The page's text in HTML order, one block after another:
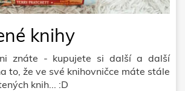
knihy
znáte - kupujete si další a další
to, že ve své knihovničce máte stále
knih... :D